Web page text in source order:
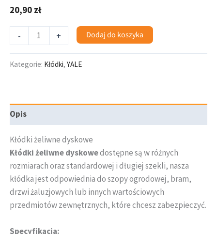
20,90 zł
- + Dodaj do koszyka
Kategorie: Kłódki, YALE
Opis
Kłódki żeliwne dyskowe
Kłódki żeliwne dyskowedostępne są w różnych
rozmiarach oraz standardowej i długiej szekli, nasza
kłódka jest odpowiednia do szopy ogrodowej, bram,
drzwi żaluzjowych lub innych wartościowych
przedmiotów zewnętrznych, które chcesz zabezpieczyć.
Specyfikacja: